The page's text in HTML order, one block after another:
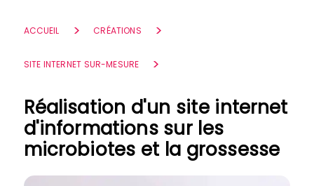
ACCUEIL CRÉATIONS
SITE INTERNET SUR-MESURE
Réalisation d'un site internet
d'informations sur les
microbiotes et la grossesse